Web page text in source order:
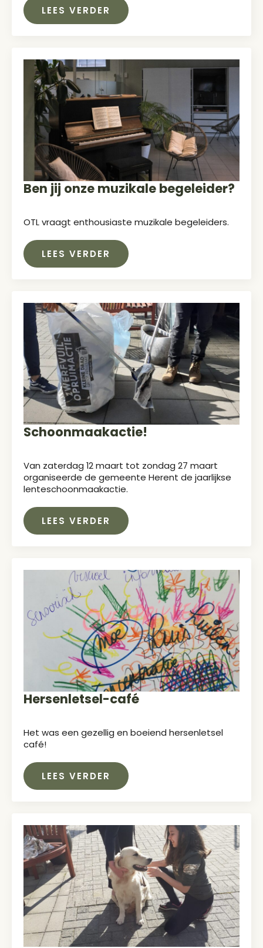
LEES VERDER
Ben jij onze muzikale begeleider?
OTL vraagt enthousiaste muzikale begeleiders.
LEES VERDER
Schoonmaakactie!
Van zaterdag 12 maart tot zondag 27 maart
organiseerde de gemeente Herent de jaarlijkse
lenteschoonmaakactie.
LEES VERDER
Hersenletsel-café
Het was een gezellig en boeiend hersenletsel
café!
LEES VERDER